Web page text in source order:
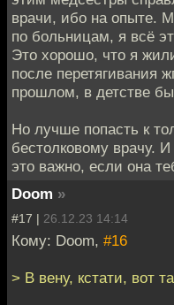
врачи, ибо на опыте.
по больницам, я всё
Это хорошо, что я
после перетягивания
прошлом, в детстве
Но лучше попасть к
бестолковому врачу.
это важно, если она
Doom »
#17 | 26.12.23 14:14
Кому: Doom, #16
> В вену, кстати, вот